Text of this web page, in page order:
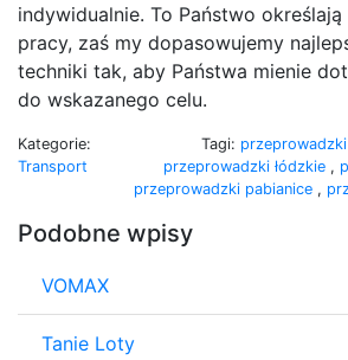
indywidualnie. To Państwo określają
pracy, zaś my dopasowujemy
techniki tak, aby Państwa mienie
do wskazanego celu.
Kategorie:
Transport
Tagi: przeprowadzki
przeprowadzki łódzkie ,
przeprowadzki pabianice ,
Podobne wpisy
VOMAX
Tanie Loty